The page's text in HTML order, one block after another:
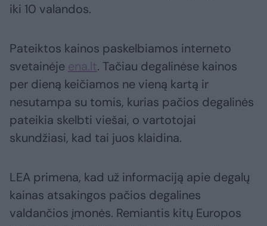
iki 10 valandos.
Pateiktos kainos paskelbiamos interneto
svetainėje ena.lt. Tačiau degalinėse kainos
per dieną keičiamos ne vieną kartą ir
nesutampa su tomis, kurias pačios degalinės
pateikia skelbti viešai, o vartotojai
skundžiasi, kad tai juos klaidina.
LEA primena, kad už informaciją apie degalų
kainas atsakingos pačios degalines
valdančios įmonės. Remiantis kitų Europos